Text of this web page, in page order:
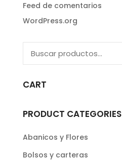
Feed de comentarios
WordPress.org
CART
PRODUCT CATEGORIES
Abanicos y Flores
Bolsos y carteras